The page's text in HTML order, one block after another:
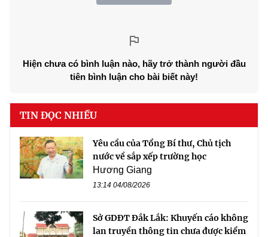
Hiện chưa có bình luận nào, hãy trở thành người đầu
tiên bình luận cho bài biết này!
TIN ĐỌC NHIỀU
Yêu cầu của Tổng Bí thư, Chủ tịch
nước về sắp xếp trường học
Hương Giang
13:14 04/08/2026
Sở GDĐT Đắk Lắk: Khuyến cáo không
lan truyền thông tin chưa được kiểm